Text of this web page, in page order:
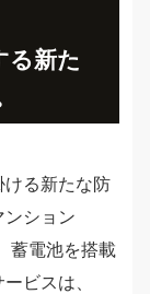
る新た
る新たな防
ション
蓄電池を搭載
ビスは、